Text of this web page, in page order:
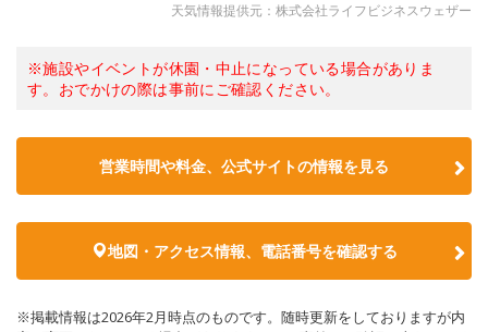
天気情報提供元：株式会社ライフビジネスウェザー
※施設やイベントが休園・中止になっている場合がありま
す。おでかけの際は事前にご確認ください。
営業時間や料金、公式サイトの情報を見る
地図・アクセス情報、電話番号を確認する
※掲載情報は2026年2月時点のものです。随時更新をしておりますが内